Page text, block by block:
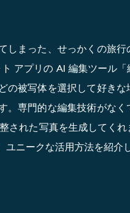
しまった、せっかくの旅
アプリの AI 編集ツール
の被写体を選択して好き
。専門的な編集技術がな
された写真を生成してく
ニークな活用方法を紹介